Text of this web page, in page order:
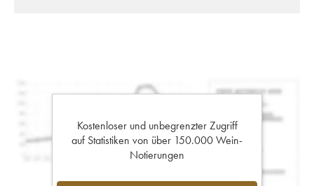
Kostenloser und unbegrenzter Zugriff
auf Statistiken von über 150.000 Wein-
Notierungen